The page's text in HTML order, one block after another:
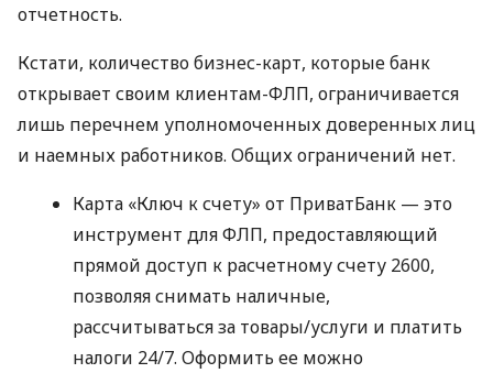
отчетность.
Кстати, количество бизнес-карт, которые банк
открывает своим клиентам-ФЛП, ограничивается
лишь перечнем уполномоченных доверенных лиц
и наемных работников. Общих ограничений нет.
Карта «Ключ к счету» от ПриватБанк — это
инструмент для ФЛП, предоставляющий
прямой доступ к расчетному счету 2600,
позволяя снимать наличные,
рассчитываться за товары/услуги и платить
налоги 24/7. Оформить ее можно